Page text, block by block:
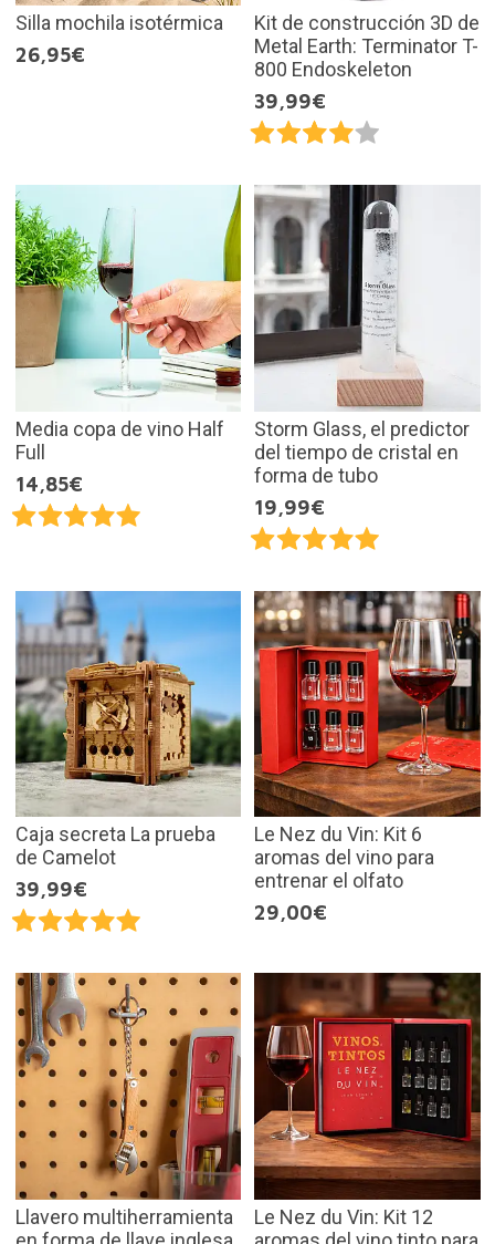
Silla mochila isotérmica
26,95€
Kit de construcción 3D de
Metal Earth: Terminator T-
800 Endoskeleton
39,99€
Media copa de vino Half
Full
14,85€
Storm Glass, el predictor
del tiempo de cristal en
forma de tubo
19,99€
Caja secreta La prueba
de Camelot
39,99€
Le Nez du Vin: Kit 6
aromas del vino para
entrenar el olfato
29,00€
Llavero multiherramienta
Le Nez du Vin: Kit 12